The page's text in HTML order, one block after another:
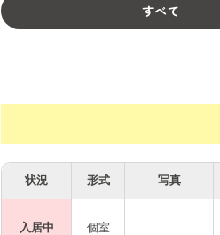
◎こんな方におすすめ
ミニマリズムに興味がある
無印良品や北欧・ミッドセンチ
シェアハウス的な柔らかな繋が
都市の喧騒から少し離れて、落
必要最小限の中に、ふとした豊
すべて
状況 形式 写真
入居中 個室